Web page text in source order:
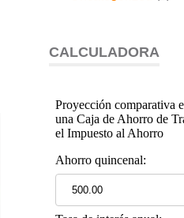
CALCULADORA